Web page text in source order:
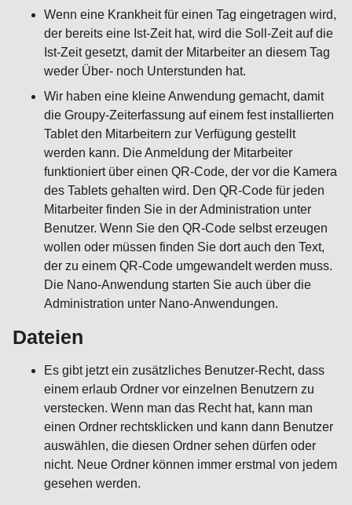
Wenn eine Krankheit für einen Tag eingetragen wird,
der bereits eine Ist-Zeit hat, wird die Soll-Zeit auf die
Ist-Zeit gesetzt, damit der Mitarbeiter an diesem Tag
weder Über- noch Unterstunden hat.
Wir haben eine kleine Anwendung gemacht, damit
die Groupy-Zeiterfassung auf einem fest installierten
Tablet den Mitarbeitern zur Verfügung gestellt
werden kann. Die Anmeldung der Mitarbeiter
funktioniert über einen QR-Code, der vor die Kamera
des Tablets gehalten wird. Den QR-Code für jeden
Mitarbeiter finden Sie in der Administration unter
Benutzer. Wenn Sie den QR-Code selbst erzeugen
wollen oder müssen finden Sie dort auch den Text,
der zu einem QR-Code umgewandelt werden muss.
Die Nano-Anwendung starten Sie auch über die
Administration unter Nano-Anwendungen.
Dateien
Es gibt jetzt ein zusätzliches Benutzer-Recht, dass
einem erlaub Ordner vor einzelnen Benutzern zu
verstecken. Wenn man das Recht hat, kann man
einen Ordner rechtsklicken und kann dann Benutzer
auswählen, die diesen Ordner sehen dürfen oder
nicht. Neue Ordner können immer erstmal von jedem
gesehen werden.